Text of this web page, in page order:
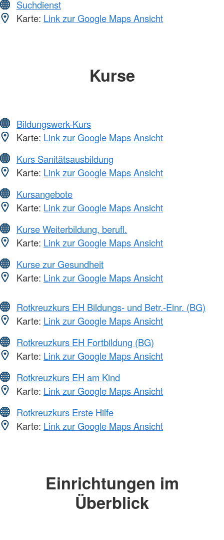
Suchdienst
Karte: Link zur Google Maps Ansicht
Kurse
Bildungswerk-Kurs
Karte: Link zur Google Maps Ansicht
Kurs Sanitätsausbildung
Karte: Link zur Google Maps Ansicht
Kursangebote
Karte: Link zur Google Maps Ansicht
Kurse Weiterbildung, berufl.
Karte: Link zur Google Maps Ansicht
Kurse zur Gesundheit
Karte: Link zur Google Maps Ansicht
Rotkreuzkurs EH Bildungs- und Betr.-Einr. (BG)
Karte: Link zur Google Maps Ansicht
Rotkreuzkurs EH Fortbildung (BG)
Karte: Link zur Google Maps Ansicht
Rotkreuzkurs EH am Kind
Karte: Link zur Google Maps Ansicht
Rotkreuzkurs Erste Hilfe
Karte: Link zur Google Maps Ansicht
Einrichtungen im
Überblick